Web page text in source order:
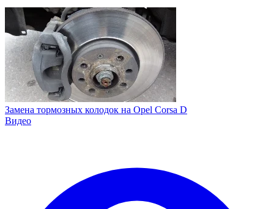
Замена тормозных колодок на Opel Corsa D
Видео